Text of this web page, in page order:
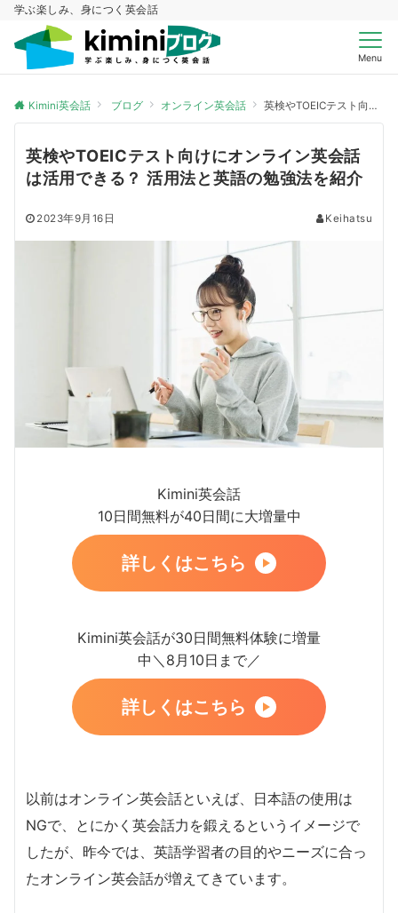
学ぶ楽しみ、身につく英会話
Menu
Kimini英会話 ブログ オンライン英会話 英検やTOEICテスト向けにオンライン英会話は活用できる？ 活用法と英語の勉強法を紹介
英検やTOEICテスト向けにオンライン英会話
は活用できる？ 活用法と英語の勉強法を紹介
2023年9月16日 Keihatsu
Kimini英会話
10日間無料が40日間に大増量中
詳しくはこちら
Kimini英会話が30日間無料体験に増量
中＼8月10日まで／
詳しくはこちら
以前はオンライン英会話といえば、日本語の使用は
NGで、とにかく英会話力を鍛えるというイメージで
したが、昨今では、英語学習者の目的やニーズに合っ
たオンライン英会話が増えてきています。